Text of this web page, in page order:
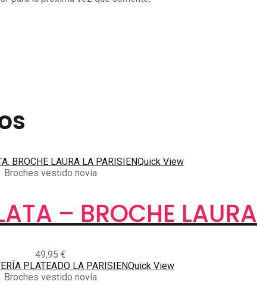
Quick View
Broches vestido novia
– BROCHE LAURA
49,95 €
Quick View
Broches vestido novia